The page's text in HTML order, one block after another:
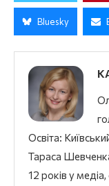
Bluesky
Освіта:
Тараса
12 років у